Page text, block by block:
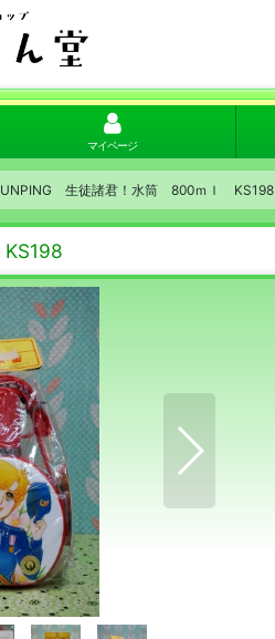
マイページ
生徒諸君！水筒 800ｍｌ KS198